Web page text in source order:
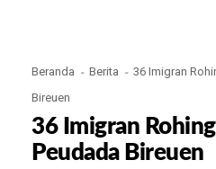
Beranda Berita
36 Imigran
Bireuen
36 Imigran
Peudada Bireuen